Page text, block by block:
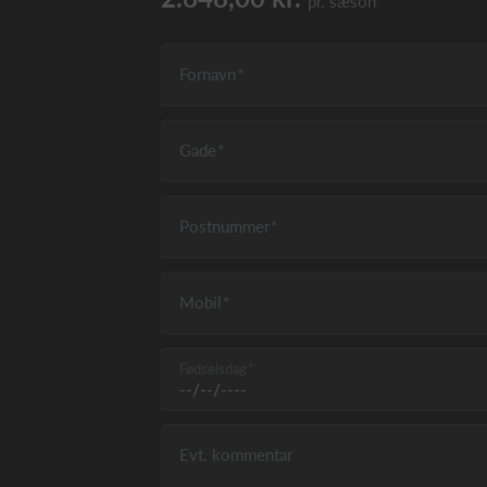
Fornavn
Gade
Postnummer
Mobil
Evt. kommentar